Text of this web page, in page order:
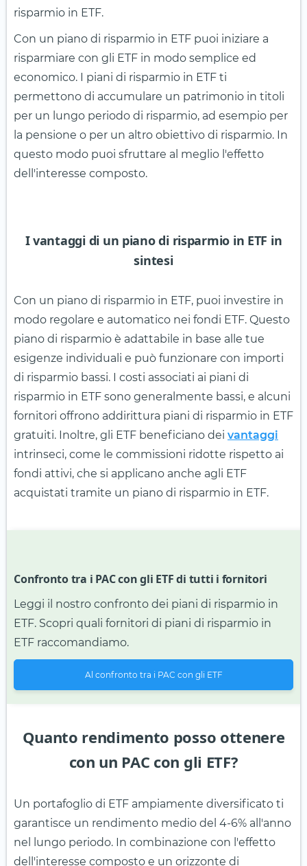
risparmio in ETF.
Con un piano di risparmio in ETF puoi iniziare a
risparmiare con gli ETF in modo semplice ed
economico. I piani di risparmio in ETF ti
permettono di accumulare un patrimonio in titoli
per un lungo periodo di risparmio, ad esempio per
la pensione o per un altro obiettivo di risparmio. In
questo modo puoi sfruttare al meglio l'effetto
dell'interesse composto.
I vantaggi di un piano di risparmio in ETF in
sintesi
Con un piano di risparmio in ETF, puoi investire in
modo regolare e automatico nei fondi ETF. Questo
piano di risparmio è adattabile in base alle tue
esigenze individuali e può funzionare con importi
di risparmio bassi. I costi associati ai piani di
risparmio in ETF sono generalmente bassi, e alcuni
fornitori offrono addirittura piani di risparmio in ETF
gratuiti. Inoltre, gli ETF beneficiano dei vantaggi
intrinseci, come le commissioni ridotte rispetto ai
fondi attivi, che si applicano anche agli ETF
acquistati tramite un piano di risparmio in ETF.
Confronto tra i PAC con gli ETF di tutti i fornitori
Leggi il nostro confronto dei piani di risparmio in
ETF. Scopri quali fornitori di piani di risparmio in
ETF raccomandiamo.
Al confronto tra i PAC con gli ETF
Quanto rendimento posso ottenere
con un PAC con gli ETF?
Un portafoglio di ETF ampiamente diversificato ti
garantisce un rendimento medio del 4-6% all'anno
nel lungo periodo. In combinazione con l'effetto
dell'interesse composto e un orizzonte di